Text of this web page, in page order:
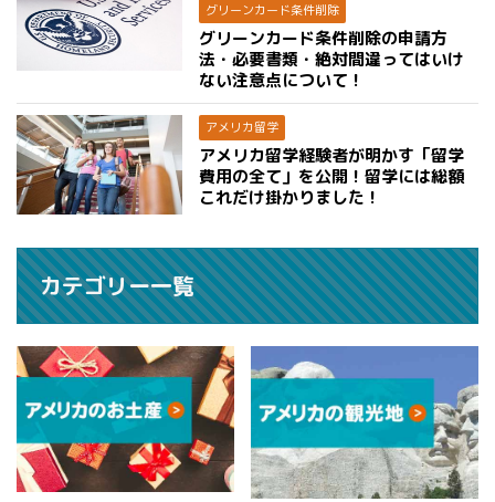
グリーンカード条件削除
グリーンカード条件削除の申請方
法・必要書類・絶対間違ってはいけ
ない注意点について！
アメリカ留学
アメリカ留学経験者が明かす「留学
費用の全て」を公開！留学には総額
これだけ掛かりました！
カテゴリー一覧